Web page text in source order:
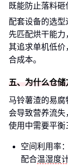
既能防止落料砸
配套设备的选
先匹配烘干能
其追求单机低
合成本。
五、为什么仓储
马铃薯渣的易
会导致营养流
使用中需要平衡
空间利用率：
配合温湿度